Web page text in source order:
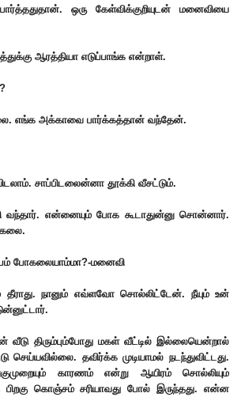
ஒரு கேள்விக்குறியுடன் மனைவியை
ஆரத்தியா எடுப்பாங்க என்றாள்.
எங்க அக்காவை பார்க்கத்தான் வந்தேன்.
சாப்பிடலைன்னா தூக்கி வீசட்டும்.
வந்தார். என்னையும் போக கூடாதுன்னு சொன்னார்.
போகலையாம்மா?-மனைவி
நானும் எவ்ளவோ சொல்லிட்டேன். நீயும் உன்
திரும்பும்போது மகள் வீட்டில் இல்லையென்றால்
செய்யவில்லை. தவிர்க்க முடியாமல் நடந்துவிட்டது.
காரணம் என்று ஆயிரம் சொல்லியும்
கொஞ்சம் சரியாவது போல் இருந்தது. என்ன